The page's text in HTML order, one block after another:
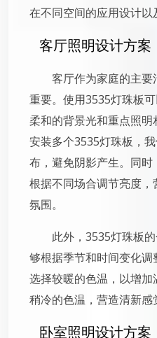
在不同空间的应用设计以
客厅照明设计方案
客厅作为家庭的主
重要。使用3535灯珠板
柔和的背景光和重点照
安装多个3535灯珠板，
布，避免阴影产生。同
根据不同场合调节亮度
氛围。
此外，3535灯珠板
够根据季节和时间变化
选择较暖的色温，以增
稍冷的色温，营造清新感
卧室照明设计方案